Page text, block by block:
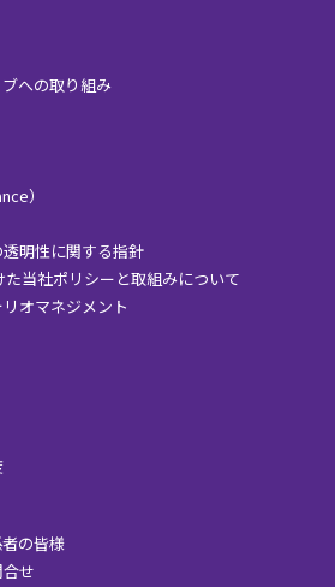
への取り組み
）
明性に関する指針
た当社ポリシーと取組みについて
オマネジメント
の皆様
せ